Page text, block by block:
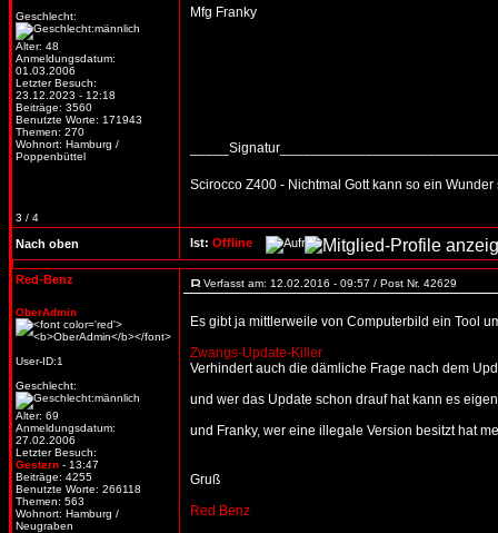
Geschlecht:
Alter: 48
Anmeldungsdatum:
01.03.2006
Letzter Besuch:
23.12.2023 - 12:18
Beiträge: 3560
Benutzte Worte: 171943
Themen: 270
Wohnort: Hamburg /
Poppenbüttel
3 / 4
Mfg Franky
Scirocco Z400 - Nichtmal Gott kann so ein Wunder
Nach oben Ist: Offline
Red-Benz
OberAdmin
User-ID:1
Geschlecht:
Alter: 69
Anmeldungsdatum:
27.02.2006
Letzter Besuch:
Gestern - 13:47
Beiträge: 4255
Benutzte Worte: 266118
Themen: 563
Wohnort: Hamburg /
Neugraben
Verfasst am: 12.02.2016 - 09:57 / Post Nr. 42629
Es gibt ja mittlerweile von Computerbild ein Tool
Zwangs-Update-Killer
Verhindert auch die dämliche Frage nach dem
und wer das Update schon drauf hat kann es
und Franky, wer eine illegale Version besitzt hat
Gruß
Red Benz